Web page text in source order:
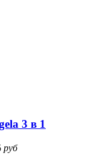
3 в 1
руб